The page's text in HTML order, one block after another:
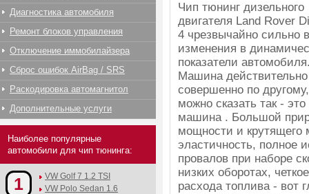
Чип тюнинг дизельного
двигателя Land Rover
4 чрезвычайно сильно
изменения в
показатели
Машина действительно
совершенно по
можно сказать так - это
машина . Большой
мощности и крутящего
эластичность, полное
провалов при наборе
низких оборотах,
расхода топлива - вот
Диагностика автомобиля
Ремонт блоков управления
Отключение иммобилайзера
Сброс ошибок AirBag / SRS
Раскодировка автомагнитол
Дополнительные услуги
Наиболее популярные
автомобили для чип тюнинга:
1
VW Golf 7 1.2 TSI
VW Polo Sedan 1.6